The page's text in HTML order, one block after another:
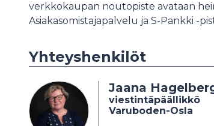
verkkokaupan noutopiste avataan
Asiakasomistajapalvelu ja S-Pankki -
Yhteyshenkilöt
Jaana
viestintäpäällikkö
Varuboden-Osla